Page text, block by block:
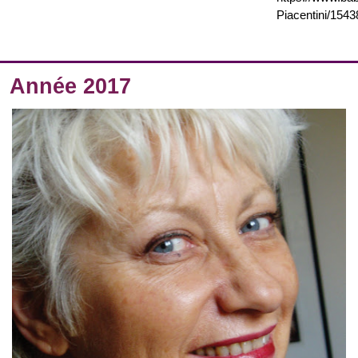
Piacentini/
Année 2017